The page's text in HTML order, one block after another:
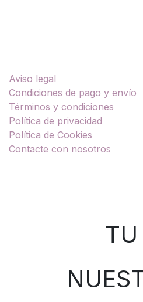
Aviso legal
Condiciones de pago y envío
Términos y condiciones
Política de privacidad
Política de Cookies
Contacte con nosotros
TU